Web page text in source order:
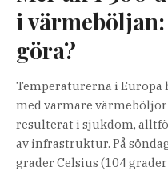
i
göra?
Temperaturerna i Europa
med varmare
resulterat i sjukdom,
av infrastruktur. På
grader Celsius (104